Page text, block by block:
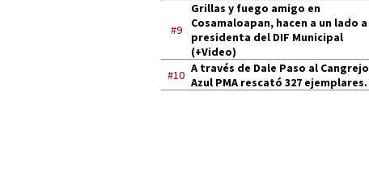
#9
Grillas y fuego amigo en
Cosamaloapan, hacen a un lado a
presidenta del DIF Municipal
(+Video)
#10 A través de Dale Paso al Cangrejo
Azul PMA rescató 327 ejemplares.